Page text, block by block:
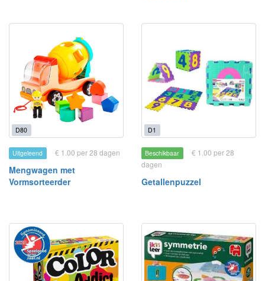
D80
Uitgeleend € 1.00 per 28 dagen
Mengwagen met
Vormsorteerder
D1
Beschikbaar
€ 1.00 per 28
dagen
Getallenpuzzel